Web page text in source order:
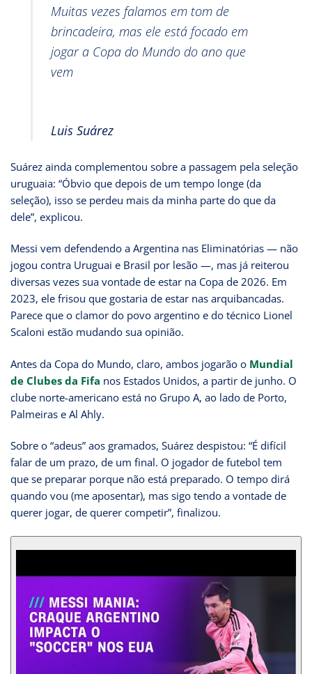
Muitas vezes falamos em tom de
brincadeira, mas ele está focado em
jogar a Copa do Mundo do ano que
vem
Luis Suárez
Suárez ainda complementou sobre a passagem pela seleção
uruguaia: “Óbvio que depois de um tempo longe (da
seleção), isso se perdeu mais da minha parte do que da
dele”, explicou.
Messi vem defendendo a Argentina nas Eliminatórias — não
jogou contra Uruguai e Brasil por lesão —, mas já reiterou
diversas vezes sua vontade de estar na Copa de 2026. Em
2023, ele frisou que gostaria de estar nas arquibancadas.
Parece que o clamor do povo argentino e do técnico Lionel
Scaloni estão mudando sua opinião.
Antes da Copa do Mundo, claro, ambos jogarão o Mundial
de Clubes da Fifa nos Estados Unidos, a partir de junho. O
clube norte-americano está no Grupo A, ao lado de Porto,
Palmeiras e Al Ahly.
Sobre o “adeus” aos gramados, Suárez despistou: “É difícil
falar de um prazo, de um final. O jogador de futebol tem
que se preparar porque não está preparado. O tempo dirá
quando vou (me aposentar), mas sigo tendo a vontade de
querer jogar, de querer competir”, finalizou.